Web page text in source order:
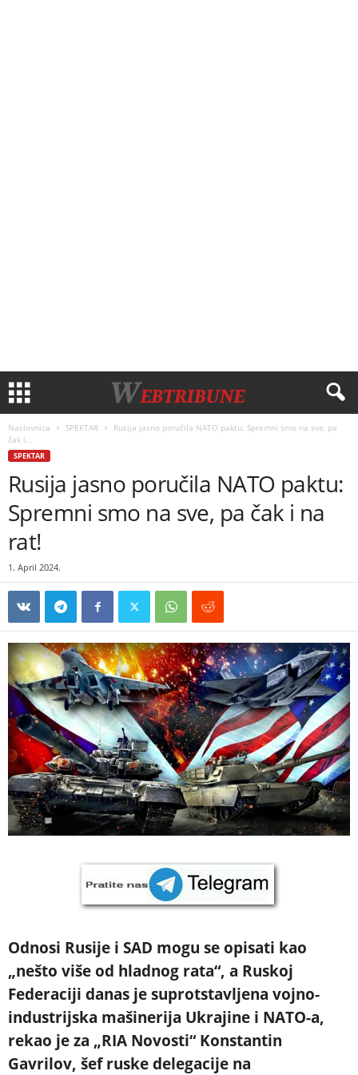
Naslovnica SPEKTAR
Rusija jasno poručila NATO paktu: Spremni smo na sve, pa
čak i...
SPEKTAR
Rusija jasno poručila NATO paktu:
Spremni smo na sve, pa čak i na
rat!
1. April 2024.
Odnosi Rusije i SAD mogu se opisati kao
„nešto više od hladnog rata“, a Ruskoj
Federaciji danas je suprotstavljena vojno-
industrijska mašinerija Ukrajine i NATO-a,
rekao je za „RIA Novosti“ Konstantin
Gavrilov, šef ruske delegacije na